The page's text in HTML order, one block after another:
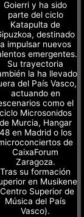
Goierri y ha sido
parte del ciclo
Katapulta de
destinado
a impulsar nuevos
emergentes.
Su trayectoria
la ha llevado
del País Vasco,
actuando en
como el
ciclo Microsonidos
de Murcia, Hangar
48 en Madrid o los
de
CaixaForum
Zaragoza.
Tras su formación
en Musikene
Superior de
Música del País
Vasco).